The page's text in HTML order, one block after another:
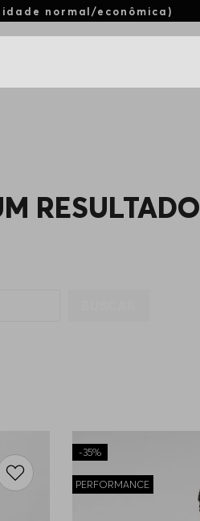
normal/econômica)
RESULTADO
-35%
PERFORMANCE